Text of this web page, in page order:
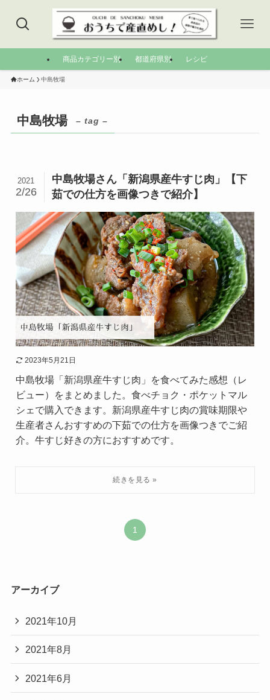
商品カテゴリー別 都道府県別 レシピ
ホーム 中島牧場
中島牧場 – tag –
中島牧場さん「新潟県産牛すじ肉」【下
茹での仕方を画像つきで紹介】
2021
2/26
2023年5月21日
中島牧場「新潟県産牛すじ肉」を食べてみた感想（レ
ビュー）をまとめました。食べチョク・ポケットマル
シェで購入できます。新潟県産牛すじ肉の賞味期限や
生産者さんおすすめの下茹での仕方を画像つきでご紹
介。牛すじ好きの方におすすめです。
1
アーカイブ
2021年10月
2021年8月
2021年6月